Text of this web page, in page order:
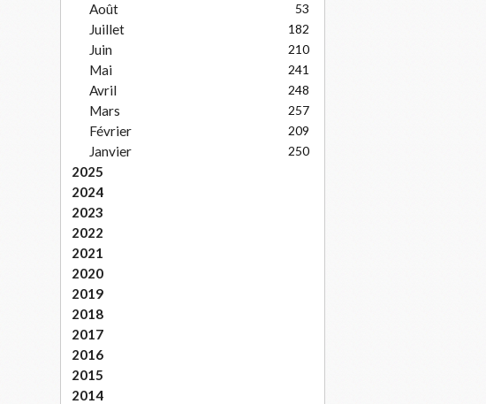
Août
53
Juillet 182
Juin 210
Mai 241
Avril 248
Mars 257
Février 209
Janvier 250
2025
2024
2023
2022
2021
2020
2019
2018
2017
2016
2015
2014